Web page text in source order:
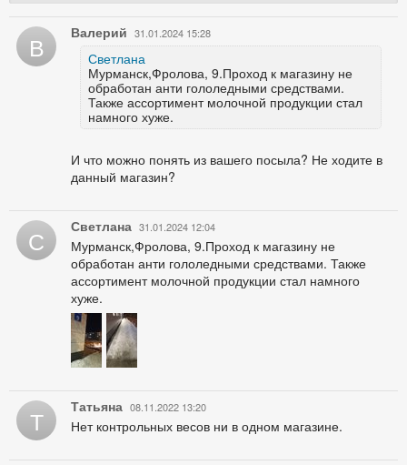
В Валерий 31.01.2024 15:28
Светлана
Мурманск,Фролова, 9.Проход к магазину не
обработан анти гололедными средствами.
Также ассортимент молочной продукции стал
намного хуже.
И что можно понять из вашего посыла? Не ходите в
данный магазин?
С Светлана 31.01.2024 12:04
Мурманск,Фролова, 9.Проход к магазину не
обработан анти гололедными средствами. Также
ассортимент молочной продукции стал намного
хуже.
Т Татьяна 08.11.2022 13:20
Нет контрольных весов ни в одном магазине.